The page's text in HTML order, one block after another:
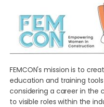
FEMCON's mission is to
education and training
considering a career in the
to visible roles within the